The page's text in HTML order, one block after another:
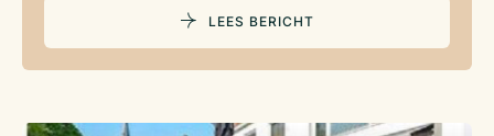
LEES BERICHT